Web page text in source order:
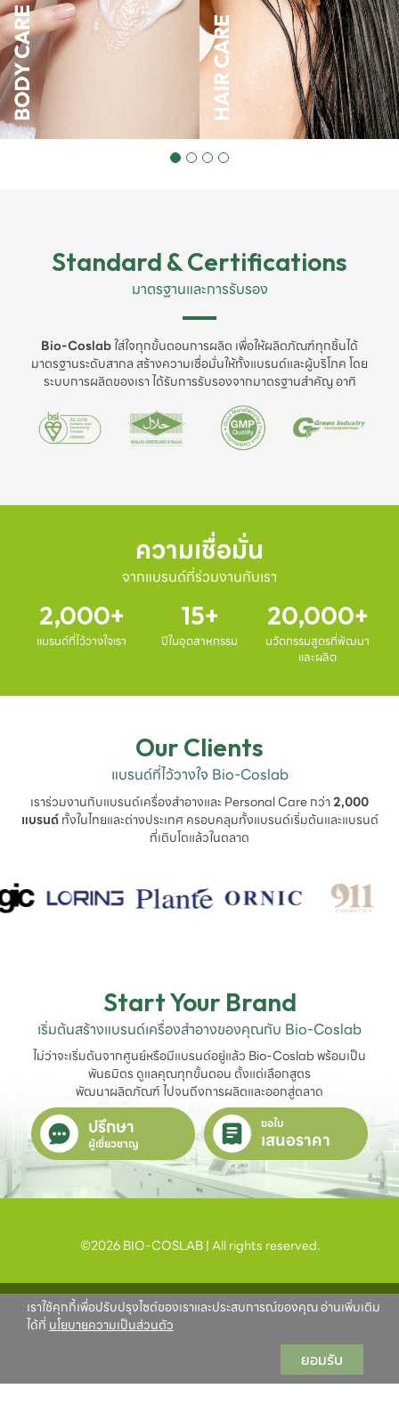
Standard & Certifications
มาตรฐานและการรับรอง
Bio-Coslabใส่ใจทุกขั้นตอนการผลิต เพื่อให้ผลิตภัณฑ์ทุกชิ้นได้
มาตรฐานระดับสากล สร้างความเชื่อมั่นให้ทั้งแบรนด์และผู้บริโภค โดย
ระบบการผลิตของเรา ได้รับการรับรองจากมาตรฐานสำคัญ อาทิ
ความเชื่อมั่น
จากแบรนด์ที่ร่วมงานกับเรา
2,000
แบรนด์ที่ไว้วางใจเรา
15
ปีในอุตสาหกรรม
20,000
นวัตกรรมสูตรที่พัฒนา
และผลิต
Our Clients
แบรนด์ที่ไว้วางใจ Bio-Coslab
เราร่วมงานกับแบรนด์เครื่องสำอางและ Personal Care กว่า2,000
แบรนด์ทั้งในไทยและต่างประเทศ ครอบคลุมทั้งแบรนด์เริ่มต้นและแบรนด์
ที่เติบโตแล้วในตลาด
Start Your Brand
เริ่มต้นสร้างแบรนด์เครื่องสำอางของคุณกับ Bio-Coslab
ไม่ว่าจะเริ่มต้นจากศูนย์หรือมีแบรนด์อยู่แล้ว Bio-Coslab พร้อมเป็น
พันธมิตร ดูแลคุณทุกขั้นตอน ตั้งแต่เลือกสูตร
พัฒนาผลิตภัณฑ์ ไปจนถึงการผลิตและออกสู่ตลาด
ปรึกษา
ผู้เชี่ยวชาญ
ขอใบ
เสนอราคา
©2026 BIO-COSLAB | All rights reserved.
เราใช้คุกกี้เพื่อปรับปรุงไซต์ของเราและประสบการณ์ของคุณ อ่านเพิ่มเติม
ได้ที่ นโยบายความเป็นส่วนตัว
ยอมรับ